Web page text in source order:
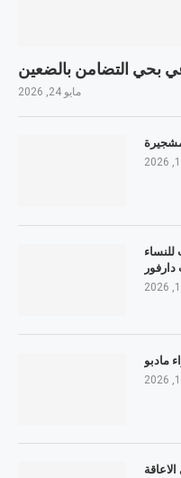
بحي التضامن بالضعين
مايو 24, 2026
مادبو